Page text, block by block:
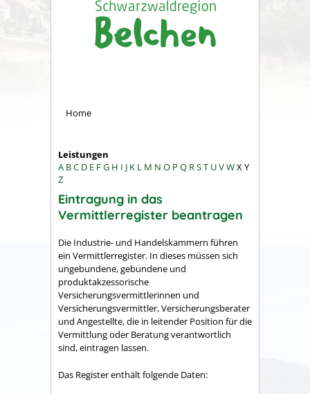
Home
Leistungen
A BC D E FG H I J K L M N O P Q RST UVWXY
Z
Eintragung in das
Vermittlerregister beantragen
Die Industrie- und Handelskammern führen
ein Vermittlerregister. In dieses müssen sich
ungebundene, gebundene und
produktakzessorische
Versicherungsvermittlerinnen und
Versicherungsvermittler, Versicherungsberater
und Angestellte, die in leitender Position für die
Vermittlung oder Beratung verantwortlich
sind, eintragen lassen.
Das Register enthält folgende Daten: